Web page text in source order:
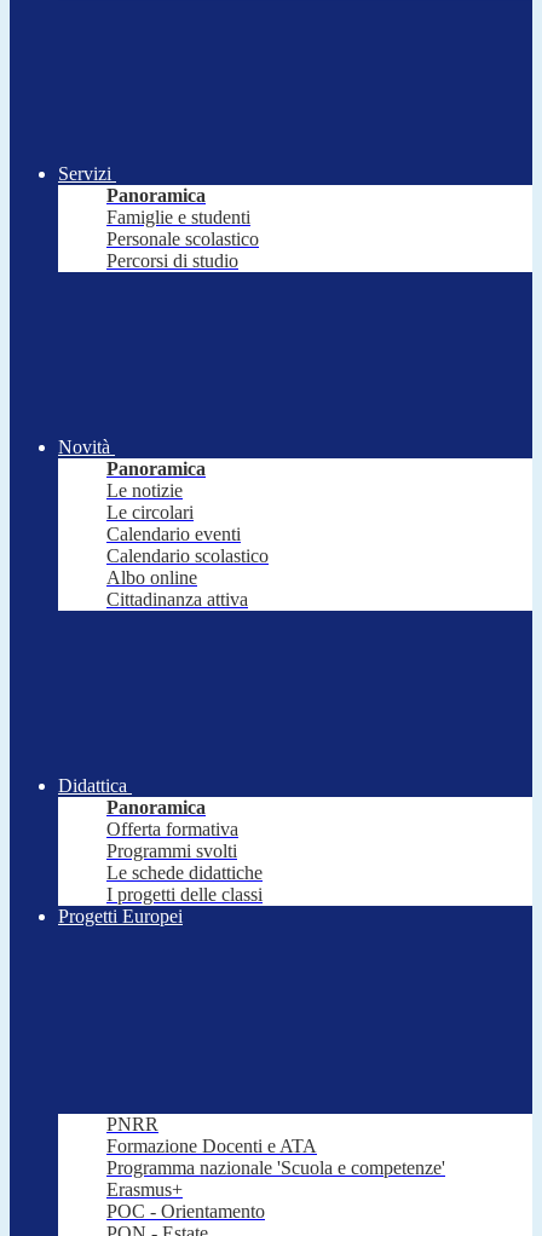
Servizi
Panoramica
Famiglie e studenti
Personale scolastico
Percorsi di studio
Novità
Panoramica
Le notizie
Le circolari
Calendario eventi
Calendario scolastico
Albo online
Cittadinanza attiva
Didattica
Panoramica
Offerta formativa
Programmi svolti
Le schede didattiche
I progetti delle classi
Progetti Europei
PNRR
Formazione Docenti e ATA
Programma nazionale 'Scuola e competenze'
Erasmus+
POC - Orientamento